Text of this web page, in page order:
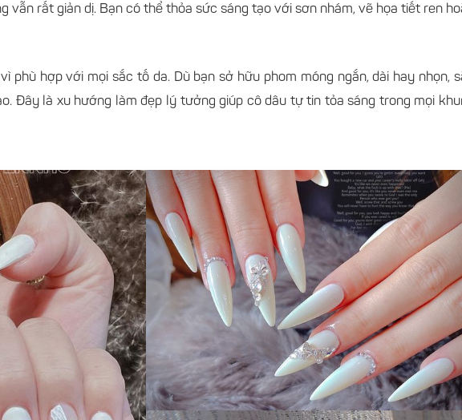
vẫn rất giản dị. Bạn có thể thỏa sức sáng tạo với sơn nhám, vẽ họa tiết ren
phù hợp với mọi sắc tố da. Dù bạn sở hữu phom móng ngắn, dài hay nhọn,
Đây là xu hướng làm đẹp lý tưởng giúp cô dâu tự tin tỏa sáng trong mọi